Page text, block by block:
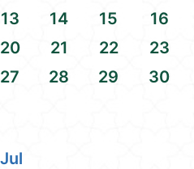
13 14 15
16
20 21 22
23
27 28 29
30